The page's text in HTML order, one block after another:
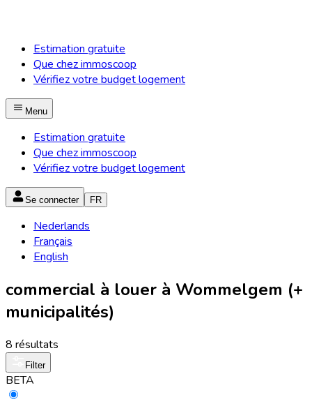
Estimation gratuite
Que chez immoscoop
Vérifiez votre budget logement
Menu
Estimation gratuite
Que chez immoscoop
Vérifiez votre budget logement
Se connecter FR
Nederlands
Français
English
commercial à louer à Wommelgem (+
municipalités)
8 résultats
Filter
BETA